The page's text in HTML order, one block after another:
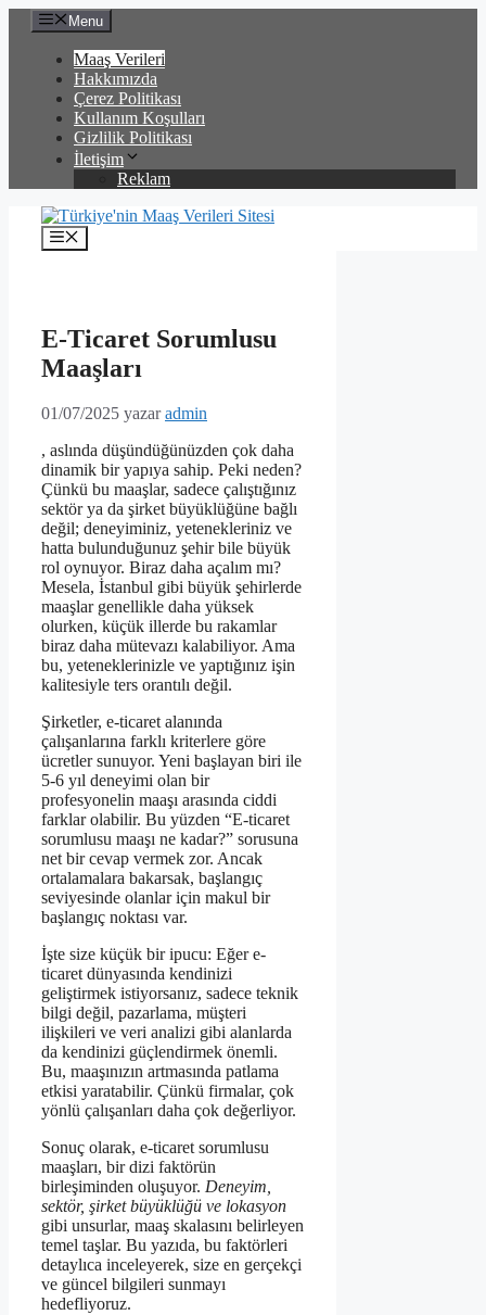
İçeriğe
atla
Menu
Maaş Verileri
Hakkımızda
Çerez Politikası
Kullanım Koşulları
Gizlilik Politikası
İletişim
Reklam
Menü
E-Ticaret Sorumlusu
Maaşları
01/07/2025 yazaradmin
, aslında düşündüğünüzden çok daha
dinamik bir yapıya sahip. Peki neden?
Çünkü bu maaşlar, sadece çalıştığınız
sektör ya da şirket büyüklüğüne bağlı
değil; deneyiminiz, yetenekleriniz ve
hatta bulunduğunuz şehir bile büyük
rol oynuyor. Biraz daha açalım mı?
Mesela, İstanbul gibi büyük şehirlerde
maaşlar genellikle daha yüksek
olurken, küçük illerde bu rakamlar
biraz daha mütevazı kalabiliyor. Ama
bu, yeteneklerinizle ve yaptığınız işin
kalitesiyle ters orantılı değil.
Şirketler, e-ticaret alanında
çalışanlarına farklı kriterlere göre
ücretler sunuyor. Yeni başlayan biri ile
5-6 yıl deneyimi olan bir
profesyonelin maaşı arasında ciddi
farklar olabilir. Bu yüzden “E-ticaret
sorumlusu maaşı ne kadar?” sorusuna
net bir cevap vermek zor. Ancak
ortalamalara bakarsak, başlangıç
seviyesinde olanlar için makul bir
başlangıç noktası var.
İşte size küçük bir ipucu: Eğer e-
ticaret dünyasında kendinizi
geliştirmek istiyorsanız, sadece teknik
bilgi değil, pazarlama, müşteri
ilişkileri ve veri analizi gibi alanlarda
da kendinizi güçlendirmek önemli.
Bu, maaşınızın artmasında patlama
etkisi yaratabilir. Çünkü firmalar, çok
yönlü çalışanları daha çok değerliyor.
Sonuç olarak, e-ticaret sorumlusu
maaşları, bir dizi faktörün
birleşiminden oluşuyor. Deneyim,
sektör, şirket büyüklüğü ve lokasyon
gibi unsurlar, maaş skalasını belirleyen
temel taşlar. Bu yazıda, bu faktörleri
detaylıca inceleyerek, size en gerçekçi
ve güncel bilgileri sunmayı
hedefliyoruz.